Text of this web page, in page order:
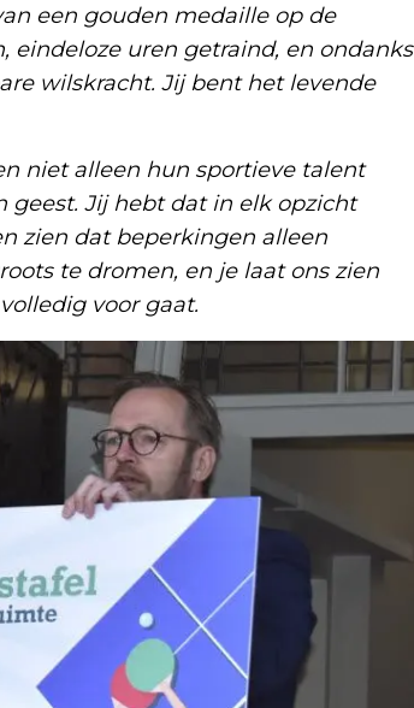
een gouden medaille op de
eindeloze uren getraind, en ondanks
wilskracht. Jij bent het levende
niet alleen hun sportieve talent
geest. Jij hebt dat in elk opzicht
zien dat beperkingen alleen
te dromen, en je laat ons zien
voor gaat.